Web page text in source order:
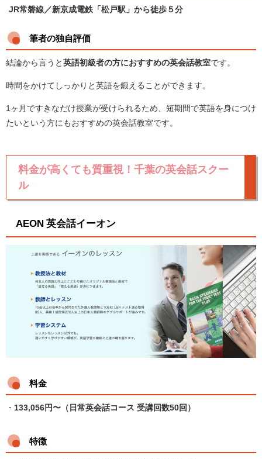
JR常磐線／新京成電鉄「松戸駅」から徒歩５分
筆者の独自評価
結論から言うと 英語初級者の方におすすめの英会話教室です。
時間をかけてしっかりと英語を鍛えることができます 。
1ヶ月ですきなだけ授業が受けられるため、短期間で英語を身につけ
たいという方にもおすすめの英会話教室です。
料金が高くても質重視！千葉の英会話スクー
ル
AEON 英会話イーオン
料金
・ 133,056円〜（日常英会話コース 受講回数50回）
特徴